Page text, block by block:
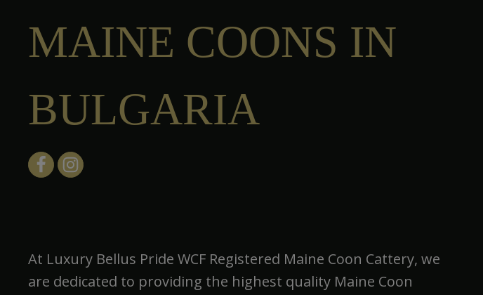
MAINE COONS IN
BULGARIA
At Luxury Bellus Pride WCF Registered Maine Coon Cattery, we
are dedicated to providing the highest quality Maine Coon